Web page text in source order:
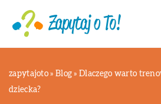
zapytajoto » Blog »Dlaczego warto
dziecka?